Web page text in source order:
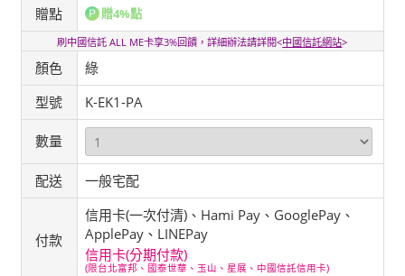
贈點 贈4%點
刷中國信託 ALL ME卡享3%回饋，詳細辦法請詳閱<中國信託網站>
顏色
綠
型號
K-EK1-PA
數量
配送 一般宅配
付款
信用卡(一次付清)、Hami Pay、GooglePay、
ApplePay、LINEPay
信用卡(分期付款)
(限台北富邦、國泰世華、玉山、星展、中國信託信用卡)